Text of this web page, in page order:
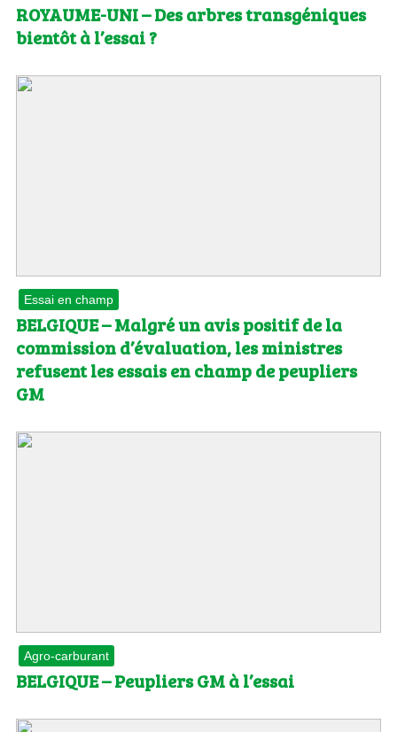
ROYAUME-UNI – Des arbres transgéniques
bientôt à l’essai ?
Essai en champ
BELGIQUE – Malgré un avis positif de la
commission d’évaluation, les ministres
refusent les essais en champ de peupliers
GM
Agro-carburant
BELGIQUE – Peupliers GM à l’essai